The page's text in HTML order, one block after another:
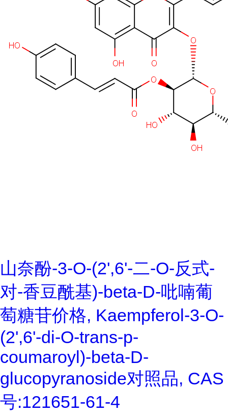
山奈酚-3-O-(2',6'-二-O-反式-
对-香豆酰基)-beta-D-吡喃葡
萄糖苷价格, Kaempferol-3-O-
(2',6'-di-O-trans-p-
coumaroyl)-beta-D-
glucopyranoside对照品, CAS
号:121651-61-4